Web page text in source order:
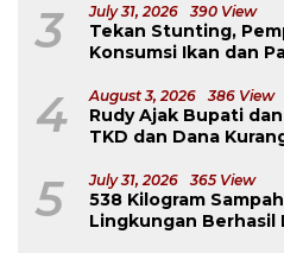
3 July 31, 2026 390 View
Tekan Stunting,
Konsumsi Ikan dan
4 August 3, 2026 386 View
Rudy Ajak Bupati
TKD dan Dana
5 July 31, 2026 365 View
538 Kilogram
Lingkungan Berhasil